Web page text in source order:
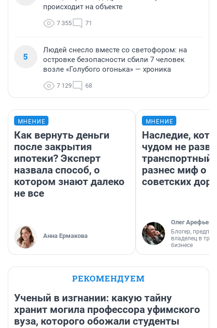
происходит на объекте
7 355 71
5
Людей снесло вместе со светофором: на
островке безопасности сбили 7 человек
возле «Голубого огонька» — хроника
7 129 68
МНЕНИЕ
Как вернуть деньги
после закрытия
ипотеки? Эксперт
назвала способ, о
котором знают далеко
не все
Анна Ермакова
МНЕНИЕ
Наследие,
чудом не
транспортный
разнес миф о
советских
Олег Арефьев
Блогер,
владелец в
бизнесе
РЕКОМЕНДУЕМ
Ученый в изгнании: какую тайну
хранит могила профессора уфимского
вуза, которого обожали студенты